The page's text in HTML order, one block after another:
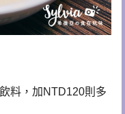
料，加NTD120則多